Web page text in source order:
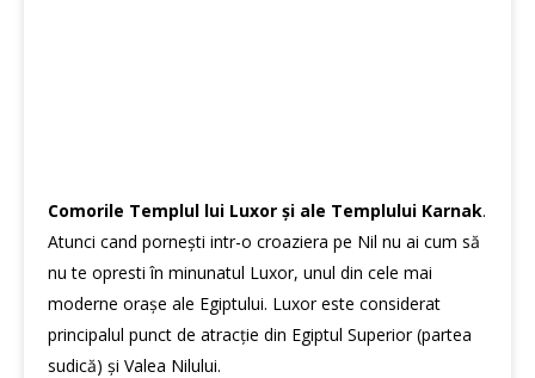
Comorile Templul lui Luxor și ale Templului Karnak.
Atunci cand pornești intr-o croaziera pe Nil nu ai cum să
nu te opresti în minunatul Luxor, unul din cele mai
moderne orașe ale Egiptului. Luxor este considerat
principalul punct de atracție din Egiptul Superior (partea
sudică) și Valea Nilului.